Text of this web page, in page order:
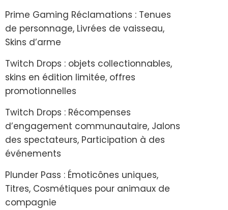
Prime Gaming Réclamations : Tenues
de personnage, Livrées de vaisseau,
Skins d’arme
Twitch Drops : objets collectionnables,
skins en édition limitée, offres
promotionnelles
Twitch Drops : Récompenses
d’engagement communautaire, Jalons
des spectateurs, Participation à des
événements
Plunder Pass : Émoticônes uniques,
Titres, Cosmétiques pour animaux de
compagnie